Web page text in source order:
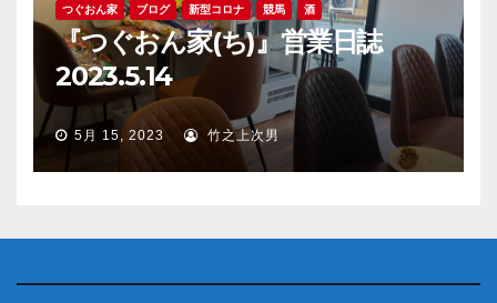
つぐおん家 ブログ 新型コロナ 競馬 酒
『つぐおん家(ち)』営業日誌
2023.5.14
5月 15, 2023 竹之上次男